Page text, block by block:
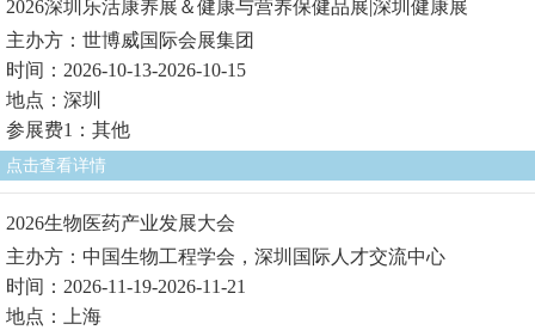
2026深圳乐活康养展＆健康与营养保健品展|深圳健康展
主办方：世博威国际会展集团
时间：2026-10-13-2026-10-15
地点：深圳
参展费1：其他
点击查看详情
2026生物医药产业发展大会
主办方：中国生物工程学会，深圳国际人才交流中心
时间：2026-11-19-2026-11-21
地点：上海